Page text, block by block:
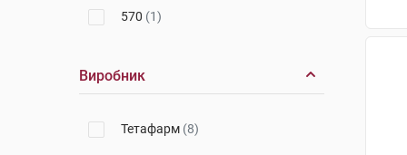
570 (1)
Модель 3
Виробник
Тетафарм (8)